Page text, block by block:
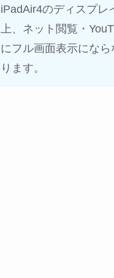
iPadAir4のディスプレ
上、ネット閲覧・
にフル画面表示にな
ります。